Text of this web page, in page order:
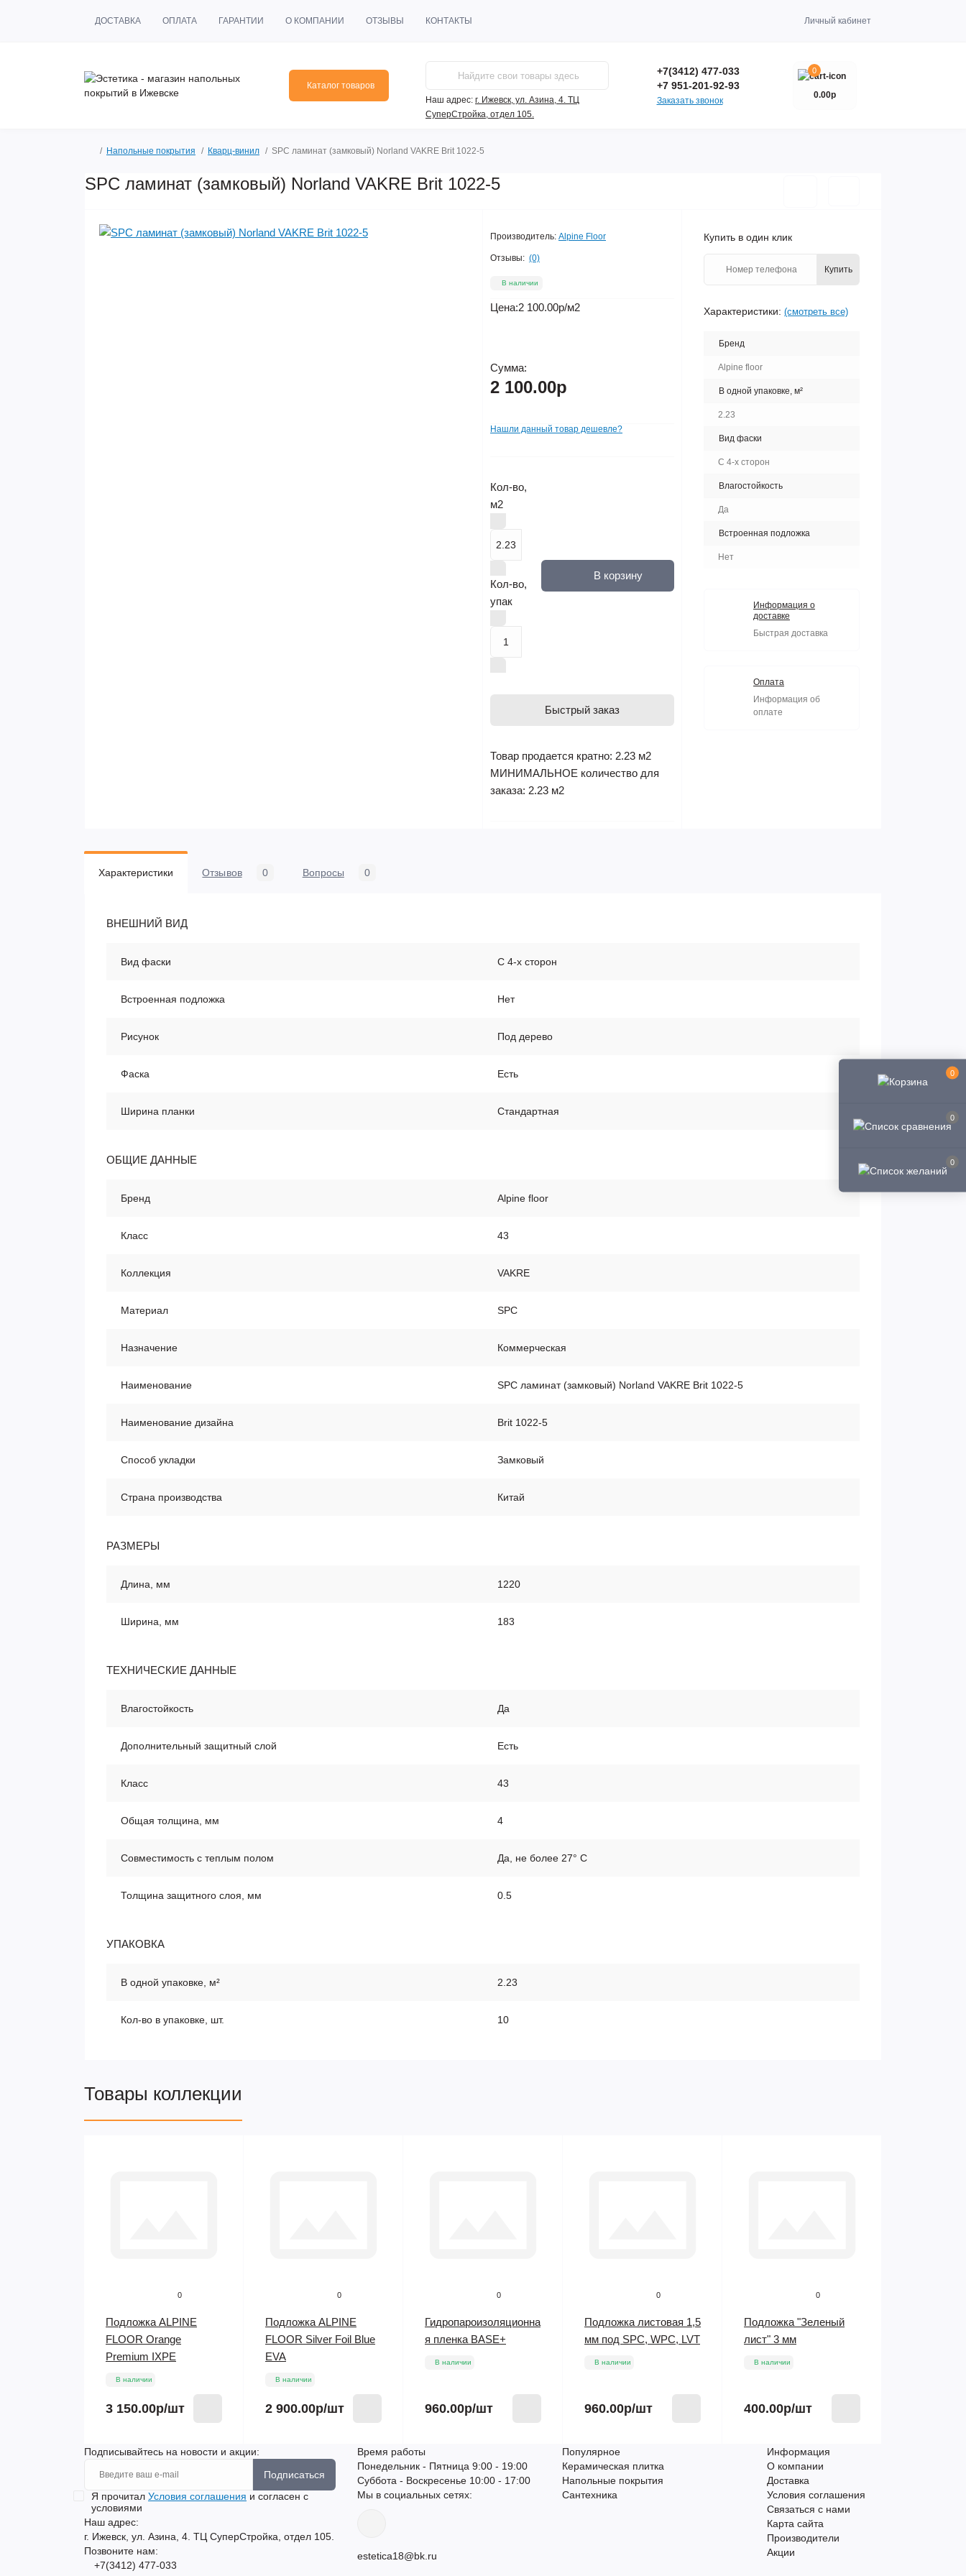
0
0
0
ДОСТАВКА ОПЛАТА ГАРАНТИИ О КОМПАНИИ ОТЗЫВЫ КОНТАКТЫ Личный кабинет
Каталог товаров
Наш адрес: г. Ижевск, ул. Азина, 4. ТЦ
СуперСтройка, отдел 105.
+7(3412) 477-033
+7 951-201-92-93
Заказать звонок
0
0.00р
Напольные покрытия Кварц-винил SPC ламинат (замковый) Norland VAKRE Brit 1022-5
SPC ламинат (замковый) Norland VAKRE Brit 1022-5
Производитель: Alpine Floor
Отзывы: (0)
В наличии
Цена:2 100.00р/м2
Сумма:
2 100.00р
Нашли данный товар дешевле?
Кол-во,
м2
Кол-во,
упак
В корзину
Быстрый заказ
Товар продается кратно: 2.23 м2
МИНИМАЛЬНОЕ количество для
заказа: 2.23 м2
Купить в один клик
Купить
Характеристики: (смотреть все)
Бренд
Alpine floor
В одной упаковке, м²
2.23
Вид фаски
С 4-х сторон
Влагостойкость
Да
Встроенная подложка
Нет
Информация о
доставке
Быстрая доставка
Оплата
Информация об
оплате
Характеристики Отзывов 0 Вопросы 0
ВНЕШНИЙ ВИД
Вид фаски С 4-х сторон
Встроенная подложка Нет
Рисунок Под дерево
Фаска Есть
Ширина планки Стандартная
ОБЩИЕ ДАННЫЕ
Бренд Alpine floor
Класс 43
Коллекция VAKRE
Материал SPC
Назначение Коммерческая
Наименование SPC ламинат (замковый) Norland VAKRE Brit 1022-5
Наименование дизайна Brit 1022-5
Способ укладки Замковый
Страна производства Китай
РАЗМЕРЫ
Длина, мм 1220
Ширина, мм 183
ТЕХНИЧЕСКИЕ ДАННЫЕ
Влагостойкость Да
Дополнительный защитный слой Есть
Класс 43
Общая толщина, мм 4
Совместимость с теплым полом Да, не более 27° С
Толщина защитного слоя, мм 0.5
УПАКОВКА
В одной упаковке, м² 2.23
Кол-во в упаковке, шт. 10
Товары коллекции
0
Подложка ALPINE
FLOOR Orange
Premium IXPE
В наличии
3 150.00р/шт
0
Подложка ALPINE
FLOOR Silver Foil Blue
EVA
В наличии
2 900.00р/шт
0
Гидропароизоляционна
я пленка BASE+
В наличии
960.00р/шт
0
Подложка листовая 1,5
мм под SPC, WPC, LVT
В наличии
960.00р/шт
0
Подложка "Зеленый
лист" 3 мм
В наличии
400.00р/шт
Подписывайтесь на новости и акции:
Подписаться
Я прочитал Условия соглашения и согласен с
условиями
Наш адрес:
г. Ижевск, ул. Азина, 4. ТЦ СуперСтройка, отдел 105.
Позвоните нам:
+7(3412) 477-033
Время работы
Понедельник - Пятница 9:00 - 19:00
Суббота - Воскресенье 10:00 - 17:00
Мы в социальных сетях:
estetica18@bk.ru
Популярное
Керамическая плитка
Напольные покрытия
Сантехника
Информация
О компании
Доставка
Условия соглашения
Связаться с нами
Карта сайта
Производители
Акции